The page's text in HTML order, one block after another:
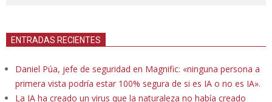
ENTRADAS RECIENTES
Daniel Púa, jefe de seguridad en Magnific: «ninguna persona a
primera vista podría estar 100% segura de si es IA o no es IA».
La IA ha creado un virus que la naturaleza no había creado